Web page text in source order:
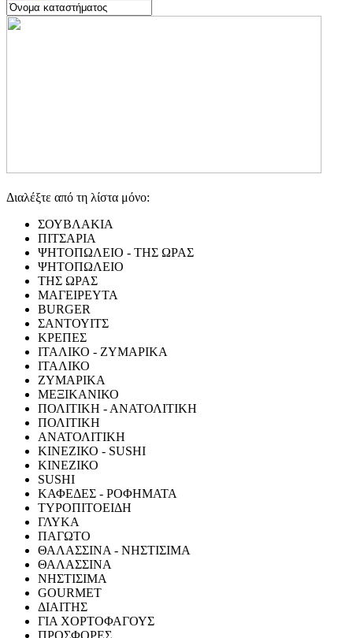
Διαλέξτε από τη λίστα μόνο:
ΣΟΥΒΛΑΚΙΑ
ΠΙΤΣΑΡΙΑ
ΨΗΤΟΠΩΛΕΙΟ - ΤΗΣ ΩΡΑΣ
ΨΗΤΟΠΩΛΕΙΟ
ΤΗΣ ΩΡΑΣ
ΜΑΓΕΙΡΕΥΤΑ
BURGER
ΣΑΝΤΟΥΙΤΣ
ΚΡΕΠΕΣ
ΙΤΑΛΙΚΟ - ΖΥΜΑΡΙΚΑ
ΙΤΑΛΙΚΟ
ΖΥΜΑΡΙΚΑ
ΜΕΞΙΚΑΝΙΚΟ
ΠΟΛΙΤΙΚΗ - ΑΝΑΤΟΛΙΤΙΚΗ
ΠΟΛΙΤΙΚΗ
ΑΝΑΤΟΛΙΤΙΚΗ
ΚΙΝΕΖΙΚΟ - SUSHI
ΚΙΝΕΖΙΚΟ
SUSHI
ΚΑΦΕΔΕΣ - ΡΟΦΗΜΑΤΑ
ΤΥΡΟΠΙΤΟΕΙΔΗ
ΓΛΥΚΑ
ΠΑΓΩΤΟ
ΘΑΛΑΣΣΙΝΑ - ΝΗΣΤΙΣΙΜΑ
ΘΑΛΑΣΣΙΝΑ
ΝΗΣΤΙΣΙΜΑ
GOURMET
ΔΙΑΙΤΗΣ
ΓΙΑ ΧΟΡΤΟΦΑΓΟΥΣ